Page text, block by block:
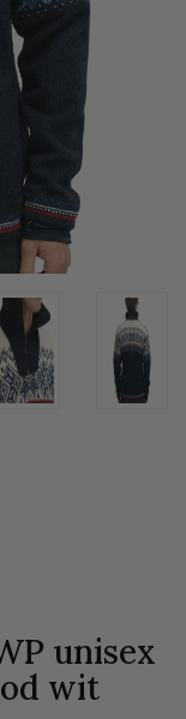
unisex
wit